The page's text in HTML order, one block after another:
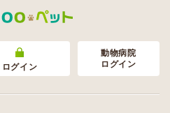
ログイン
動物病院
ログイン